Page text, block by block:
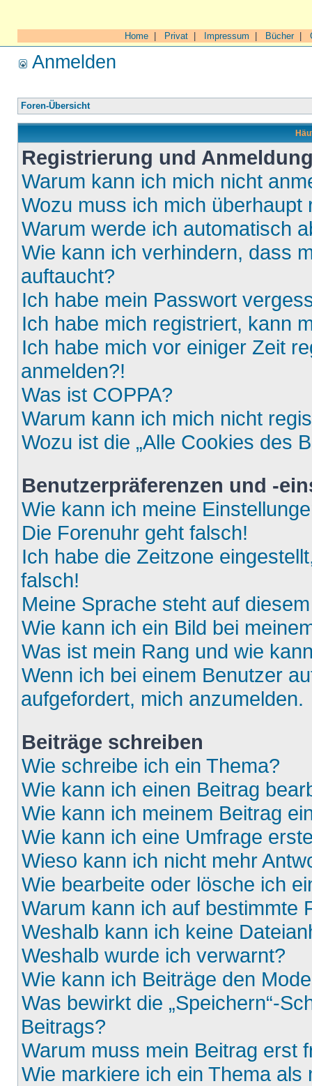
Home Privat Impressum Bücher|
Anmelden
Foren-Übersicht
Registrierung und
Warum kann ich mich nicht
Wozu muss ich mich überhaupt
Warum werde ich automatisch
Wie kann ich verhindern, dass
auftaucht?
Ich habe mein Passwort
Ich habe mich registriert, kann
Ich habe mich vor einiger Zeit
anmelden?!
Was ist COPPA?
Warum kann ich mich nicht
Wozu ist die „Alle Cookies des
Benutzerpräferenzen und -
Wie kann ich meine
Die Forenuhr geht falsch!
Ich habe die Zeitzone
falsch!
Meine Sprache steht auf
Wie kann ich ein Bild bei
Was ist mein Rang und wie
Wenn ich bei einem Benutzer
aufgefordert, mich anzumelden.
Beiträge schreiben
Wie schreibe ich ein Thema?
Wie kann ich einen Beitrag
Wie kann ich meinem Beitrag
Wie kann ich eine Umfrage
Wieso kann ich nicht mehr
Wie bearbeite oder lösche ich
Warum kann ich auf bestimmte
Weshalb kann ich keine
Weshalb wurde ich verwarnt?
Wie kann ich Beiträge den
Was bewirkt die „Speichern“-
Beitrags?
Warum muss mein Beitrag erst
Wie markiere ich ein Thema als